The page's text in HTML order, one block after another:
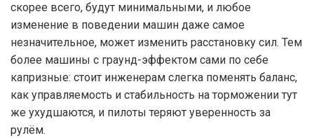
скорее всего, будут минимальными, и любое
изменение в поведении машин даже самое
незначительное, может изменить расстановку сил. Тем
более машины с граунд-эффектом сами по себе
капризные: стоит инженерам слегка поменять баланс,
как управляемость и стабильность на торможении тут
же ухудшаются, и пилоты теряют уверенность за
рулём.